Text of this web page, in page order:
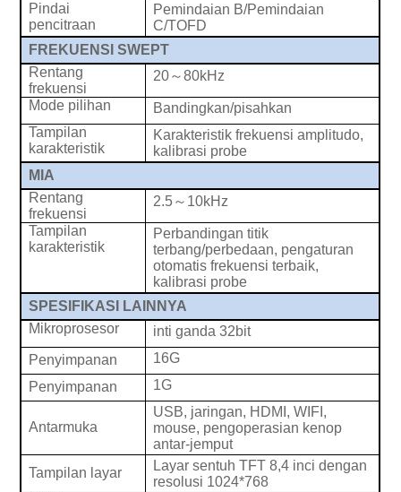
Pindai
pencitraan
Pemindaian B/Pemindaian
C/TOFD
FREKUENSI SWEPT
Rentang
frekuensi
20～80kHz
Mode pilihan
Bandingkan/pisahkan
Tampilan
karakteristik
Karakteristik frekuensi amplitudo,
kalibrasi probe
MIA
Rentang
frekuensi
2.5～ 10kH z
Tampilan
karakteristik
Perbandingan titik
terbang/perbedaan, pengaturan
otomatis frekuensi terbaik,
kalibrasi probe
SPESIFIKASI LAINNYA
Mikroprosesor
inti ganda 32bit
Penyimpanan
16G
Penyimpanan
1G
Antarmuka
USB, jaringan, HDMI, WIFI,
mouse, pengoperasian kenop
antar-jemput
Tampilan layar
Layar sentuh TFT 8,4 inci dengan
resolusi 1024*768